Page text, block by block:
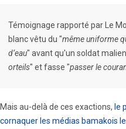
Témoignage rapporté par Le
blanc vêtu du "même uniforme
d’eau" avant qu'un soldat
orteils" et fasse "passer le
Mais au-delà de ces exactions, le
cornaquer les médias bamakois